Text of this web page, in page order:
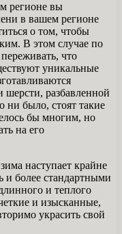
регионе вы
в вашем регионе
о том, чтобы
В этом случае по
что
уникальные
шерсти, разбавленной
ни было, стоят такие
бы многим, но
на его
наступает крайне
и более стандартными
и теплого
и изысканные,
украсить свой